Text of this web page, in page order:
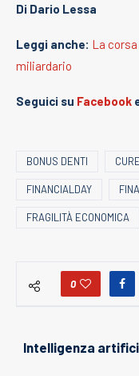
Di Dario Lessa
Leggi anche: La
miliardario
Seguici su Facebook
BONUS DENTI
FINANCIALDAY
FRAGILITÀ ECONOMICA
0
Intelligenza